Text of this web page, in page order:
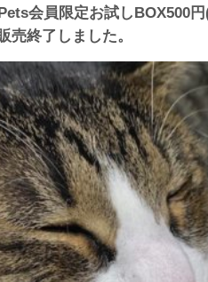
会員限定お試しBOX500
終了しました。